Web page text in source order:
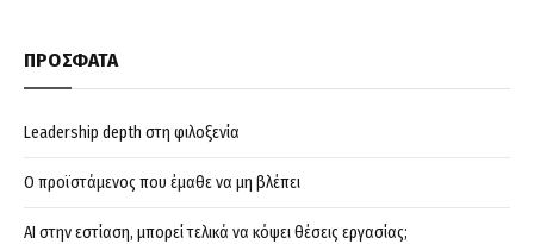
ΠΡΟΣΦΑΤΑ
Leadership depth στη φιλοξενία
Ο προϊστάμενος που έμαθε να μη βλέπει
AI στην εστίαση, μπορεί τελικά να κόψει θέσεις εργασίας;